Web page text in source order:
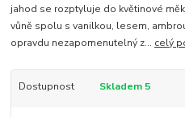
jahod se rozptyluje do květinové
vůně spolu s vanilkou, lesem,
opravdu nezapomenutelný z... celý
Dostupnost Skladem 5